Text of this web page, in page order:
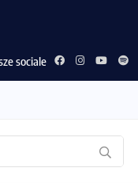
sociale